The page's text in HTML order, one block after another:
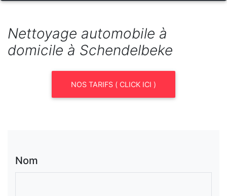
Nettoyage automobile à
domicile à Schendelbeke
NOS TARIFS ( CLICK ICI )
Nom